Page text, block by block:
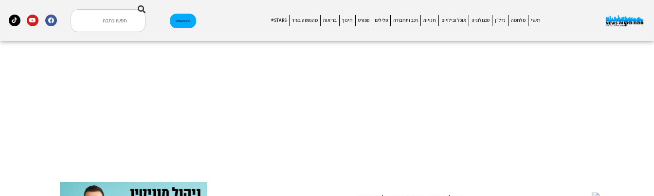
ראשי מלחמה נדל"ן טכנולוגיה אוכל ובילויים חנויות רכב ותחבורה פלילים ספורט חינוך בריאות מהנעשה בעיר STARS⭐ אינדקס עסקים